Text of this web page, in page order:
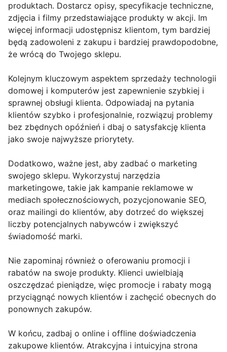
produktach. Dostarcz opisy, specyfikacje techniczne,
zdjęcia i filmy przedstawiające produkty w akcji. Im
więcej informacji udostępnisz klientom, tym bardziej
będą zadowoleni z zakupu i bardziej prawdopodobne,
że wrócą do Twojego sklepu.
Kolejnym kluczowym aspektem sprzedaży technologii
domowej i komputerów jest zapewnienie szybkiej i
sprawnej obsługi klienta. Odpowiadaj na pytania
klientów szybko i profesjonalnie, rozwiązuj problemy
bez zbędnych opóźnień i dbaj o satysfakcję klienta
jako swoje najwyższe priorytety.
Dodatkowo, ważne jest, aby zadbać o marketing
swojego sklepu. Wykorzystuj narzędzia
marketingowe, takie jak kampanie reklamowe w
mediach społecznościowych, pozycjonowanie SEO,
oraz mailingi do klientów, aby dotrzeć do większej
liczby potencjalnych nabywców i zwiększyć
świadomość marki.
Nie zapominaj również o oferowaniu promocji i
rabatów na swoje produkty. Klienci uwielbiają
oszczędzać pieniądze, więc promocje i rabaty mogą
przyciągnąć nowych klientów i zachęcić obecnych do
ponownych zakupów.
W końcu, zadbaj o online i offline doświadczenia
zakupowe klientów. Atrakcyjna i intuicyjna strona